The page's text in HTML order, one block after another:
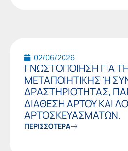
02/06/2026
ΓΝΩΣΤΟΠΟΙΗΣΗ ΓΙΑ
ΜΕΤΑΠΟΙΗΤΙΚΗΣ Ή
ΔΡΑΣΤΗΡΙΟΤΗΤΑΣ,
ΔΙΑΘΕΣΗ ΑΡΤΟΥ ΚΑΙ
ΑΡΤΟΣΚΕΥΑΣΜΑΤΩΝ.
ΠΕΡΙΣΣΟΤΕΡΑ